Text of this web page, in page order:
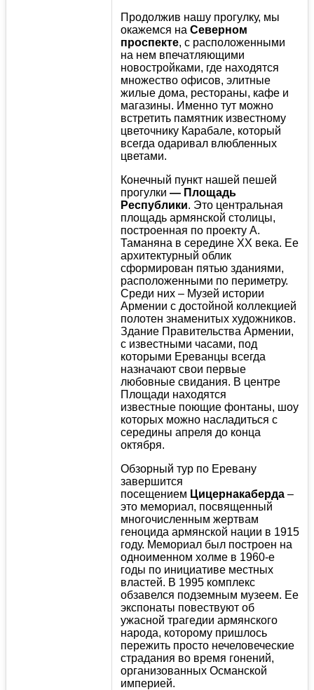
Продолжив нашу прогулку, мы
окажемся на Северном
проспекте, с расположенными
на нем впечатляющими
новостройками, где находятся
множество офисов, элитные
жилые дома, рестораны, кафе и
магазины. Именно тут можно
встретить памятник известному
цветочнику Карабале, который
всегда одаривал влюбленных
цветами.
Конечный пункт нашей пешей
прогулки — Площадь
Республики. Это центральная
площадь армянской столицы,
построенная по проекту А.
Таманяна в середине XX века. Ее
архитектурный облик
сформирован пятью зданиями,
расположенными по периметру.
Среди них – Музей истории
Армении с достойной коллекцией
полотен знаменитых художников.
Здание Правительства Армении,
с известными часами, под
которыми Ереванцы всегда
назначают свои первые
любовные свидания. В центре
Площади находятся
известные поющие фонтаны, шоу
которых можно насладиться с
середины апреля до конца
октября.
Обзорный тур по Еревану
завершится
посещением Цицернакаберда –
это мемориал, посвященный
многочисленным жертвам
геноцида армянской нации в 1915
году. Мемориал был построен на
одноименном холме в 1960-е
годы по инициативе местных
властей. В 1995 комплекс
обзавелся подземным музеем. Ее
экспонаты повествуют об
ужасной трагедии армянского
народа, которому пришлось
пережить просто нечеловеческие
страдания во время гонений,
организованных Османской
империей.